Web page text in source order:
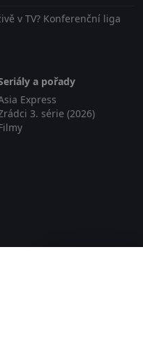
v TV? Konferenční liga
a pořady
Express
3. série (2026)